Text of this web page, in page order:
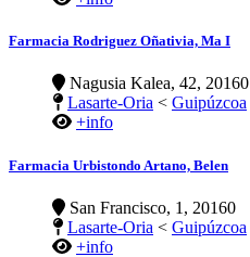
Farmacia Rodriguez Oñativia, Ma I
Nagusia Kalea, 42, 20160
Lasarte-Oria < Guipúzcoa
+info
Farmacia Urbistondo Artano, Belen
San Francisco, 1, 20160
Lasarte-Oria < Guipúzcoa
+info